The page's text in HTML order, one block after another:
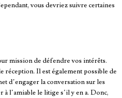
vous devriez suivre certaines
mission de défendre vos intérêts.
réception. Il est également possible de
d’engager la conversation sur les
l’amiable le litige s’il y en a. Donc,